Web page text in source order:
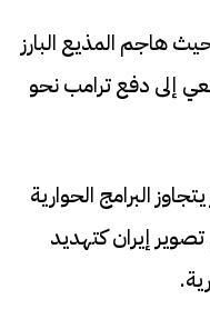
هاجم المذيع البارز
إلى دفع ترامب نحو
البرامج الحوارية
تصوير إيران كتهديد